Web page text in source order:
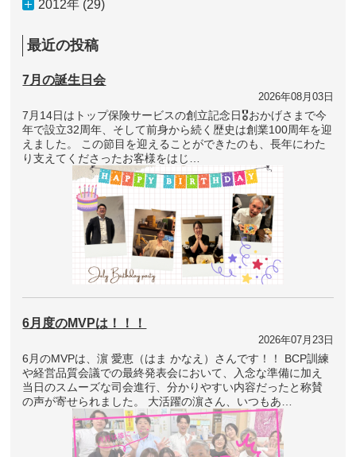
2012年 (29)
最近の投稿
7月の誕生日会
2026年08月03日
7月14日はトップ保険サービスの創立記念日🎖おかげさまで今
年で設立32周年、そして前身から続く歴史は創業100周年を迎
えました。 この節目を迎えることができたのも、長年にわた
り支えてくださったお客様をはじ…
6月度のMVPは！！！
2026年07月23日
6月のMVPは、濵 愛恵（はま かなえ）さんです！！ BCP訓練
や経営品質会議での最終発表会において、入念な準備に加え
当日のスムーズな司会進行、分かりやすい内容だったと称賛
の声が寄せられました。 大活躍の濵さん、いつもあ…